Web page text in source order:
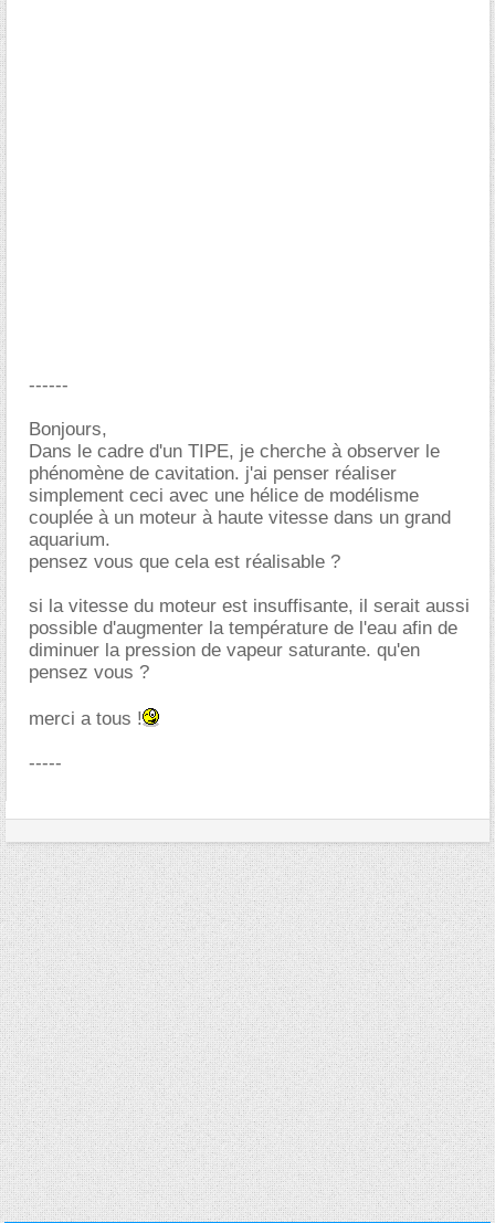
------
Bonjours,
Dans le cadre d'un TIPE, je cherche à observer le
phénomène de cavitation. j'ai penser réaliser
simplement ceci avec une hélice de modélisme
couplée à un moteur à haute vitesse dans un grand
aquarium.
pensez vous que cela est réalisable ?
si la vitesse du moteur est insuffisante, il serait aussi
possible d'augmenter la température de l'eau afin de
diminuer la pression de vapeur saturante. qu'en
pensez vous ?
merci a tous !
-----